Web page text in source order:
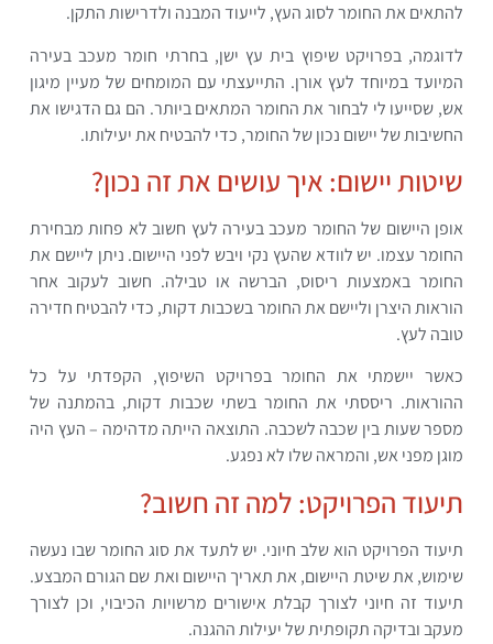
להתאים את החומר לסוג העץ, לייעוד המבנה ולדרישות התקן.
לדוגמה, בפרויקט שיפוץ בית עץ ישן, בחרתי חומר מעכב בעירה
המיועד במיוחד לעץ אורן. התייעצתי עם המומחים של מעיין מיגון
אש, שסייעו לי לבחור את החומר המתאים ביותר. הם גם הדגישו את
החשיבות של יישום נכון של החומר, כדי להבטיח את יעילותו.
שיטות יישום: איך עושים את זה נכון?
אופן היישום של החומר מעכב בעירה לעץ חשוב לא פחות מבחירת
החומר עצמו. יש לוודא שהעץ נקי ויבש לפני היישום. ניתן ליישם את
החומר באמצעות ריסוס, הברשה או טבילה. חשוב לעקוב אחר
הוראות היצרן וליישם את החומר בשכבות דקות, כדי להבטיח חדירה
טובה לעץ.
כאשר יישמתי את החומר בפרויקט השיפוץ, הקפדתי על כל
ההוראות. ריססתי את החומר בשתי שכבות דקות, בהמתנה של
מספר שעות בין שכבה לשכבה. התוצאה הייתה מדהימה – העץ היה
מוגן מפני אש, והמראה שלו לא נפגע.
תיעוד הפרויקט: למה זה חשוב?
תיעוד הפרויקט הוא שלב חיוני. יש לתעד את סוג החומר שבו נעשה
שימוש, את שיטת היישום, את תאריך היישום ואת שם הגורם המבצע.
תיעוד זה חיוני לצורך קבלת אישורים מרשויות הכיבוי, וכן לצורך
מעקב ובדיקה תקופתית של יעילות ההגנה.